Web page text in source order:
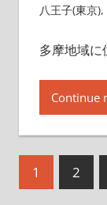
八王子(東京),
多摩地域に
Continue
投
1 2